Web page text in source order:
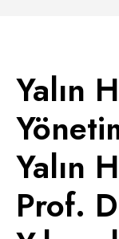
Yalın
Yalın
Prof.